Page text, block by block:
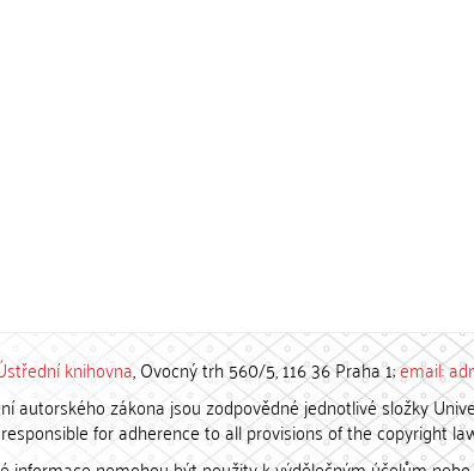
knihovna, Ovocný trh 560/5, 116 36 Praha 1;email:
autorského zákona jsou zodpovědné jednotlivé složky
for adherence to all provisions of the copyright